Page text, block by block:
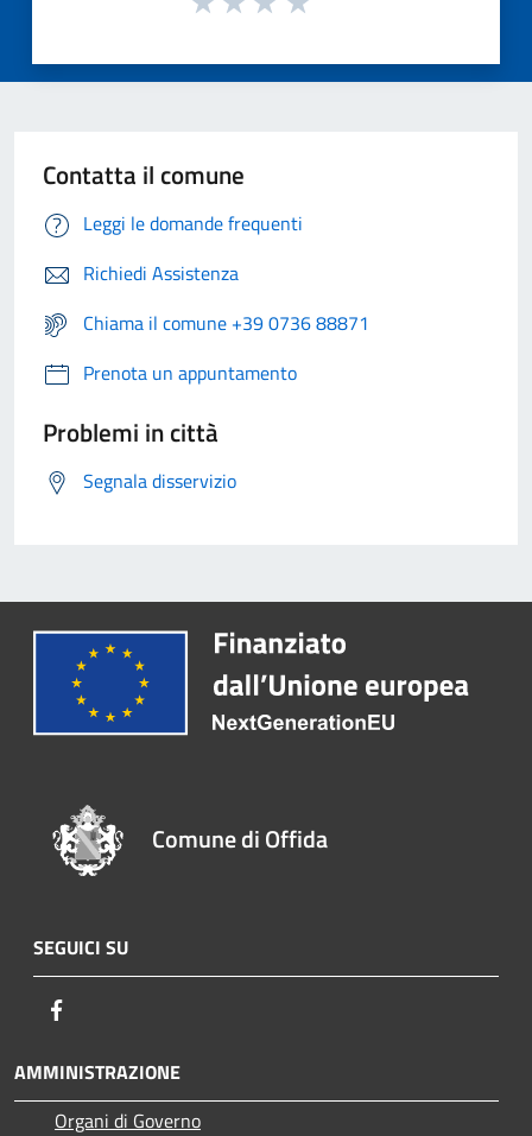
Contatta il comune
Leggi le domande frequenti
Richiedi Assistenza
Chiama il comune +39 0736 88871
Prenota un appuntamento
Problemi in città
Segnala disservizio
Comune di Offida
SEGUICI SU
AMMINISTRAZIONE
Organi di Governo